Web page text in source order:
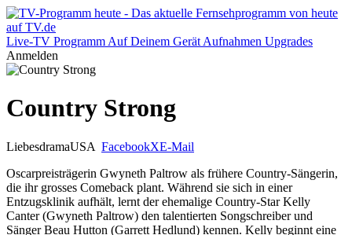
Live-TV Programm Auf Deinem Gerät Aufnahmen Upgrades
Anmelden
Country Strong
LiebesdramaUSA FacebookXE-Mail
Oscarpreisträgerin Gwyneth Paltrow als frühere Country-Sängerin,
die ihr grosses Comeback plant. Während sie sich in einer
Entzugsklinik aufhält, lernt der ehemalige Country-Star Kelly
Canter (Gwyneth Paltrow) den talentierten Songschreiber und
Sänger Beau Hutton (Garrett Hedlund) kennen. Kelly beginnt eine